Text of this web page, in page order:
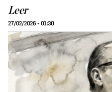
Leer
27/02/2026 - 01:30